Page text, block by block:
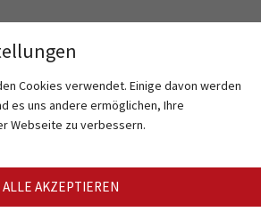
Cookies verwendet. Einige davon werden
es uns andere ermöglichen, Ihre
Webseite zu verbessern.
ALLE AKZEPTIEREN